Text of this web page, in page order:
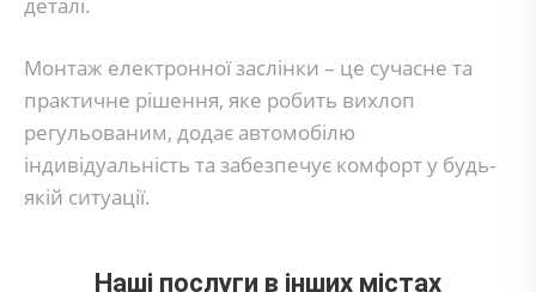
Монтаж електронної заслінки – це сучасне та
практичне рішення, яке робить вихлоп
регульованим, додає автомобілю
індивідуальність та забезпечує комфорт у будь-
якій ситуації.
Наші послуги в інших містах